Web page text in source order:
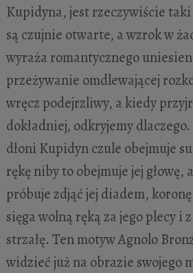
Kupidyna, jest rzeczywiście taki
są czujnie otwarte, a wzrok w
wyraża romantycznego
przeżywanie omdlewającej
wręcz podejrzliwy, a kiedy
dokładniej, odkryjemy
dłoni Kupidyn czule obejmuje
rękę niby to obejmuje jej głowę,
próbuje zdjąć jej diadem,
sięga wolną ręką za jego plecy i
strzałę. Ten motyw Agnolo
widzieć już na obrazie swojego